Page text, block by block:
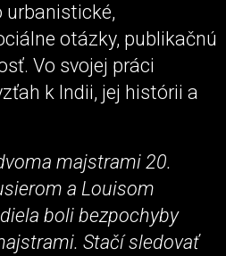
urbanistické,
otázky, publikačnú
Vo svojej práci
k Indii, jej histórii a
majstrami 20.
a Louisom
boli bezpochyby
Stačí sledovať